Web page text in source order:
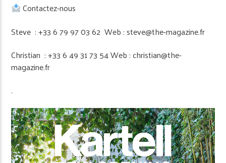
Contactez-nous
Steve : +33 6 79 97 03 62 Web : steve@the-magazine.fr
Christian : +33 6 49 31 73 54 Web : christian@the-
magazine.fr
.